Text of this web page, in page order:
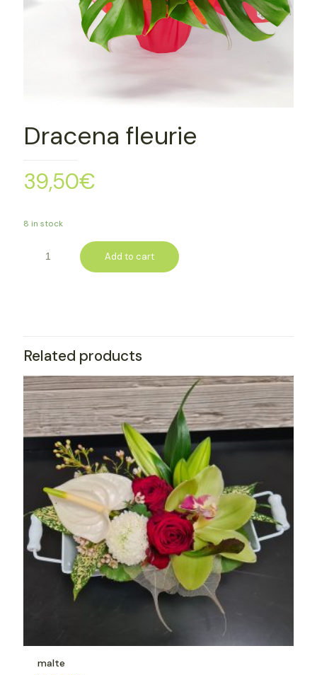
Dracena fleurie
39,50€
8 in stock
Add to cart
Related products
malte